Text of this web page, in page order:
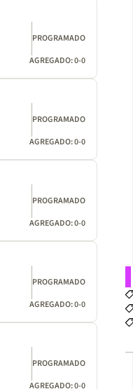
PROGRAMADO
AGREGADO: 0-0
PROGRAMADO
AGREGADO: 0-0
PROGRAMADO
AGREGADO: 0-0
PROGRAMADO
AGREGADO: 0-0
PROGRAMADO
AGREGADO: 0-0